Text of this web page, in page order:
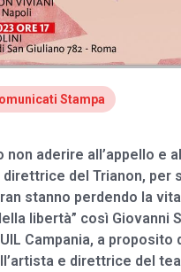
Stampa
non aderire all’appello e
direttrice del Trianon, per
stanno perdendo la
libertà” così Giovanni
Campania, a
e direttrice del